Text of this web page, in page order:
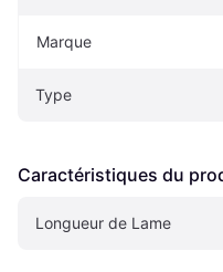
Marque
Type
Caractéristiques du
Longueur de Lame